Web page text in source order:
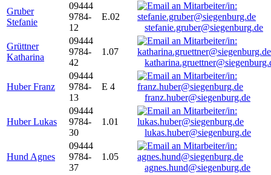
Gruber
Stefanie
09444
9784-
12
E.02
stefanie.gruber@siegenburg.de
Grüttner
Katharina
09444
9784-
42
1.07
Huber Franz
09444
9784-
13
E 4
franz.huber@siegenburg.de
Huber Lukas
09444
9784-
30
1.01
lukas.huber@siegenburg.de
Hund Agnes
09444
9784-
37
1.05
agnes.hund@siegenburg.de